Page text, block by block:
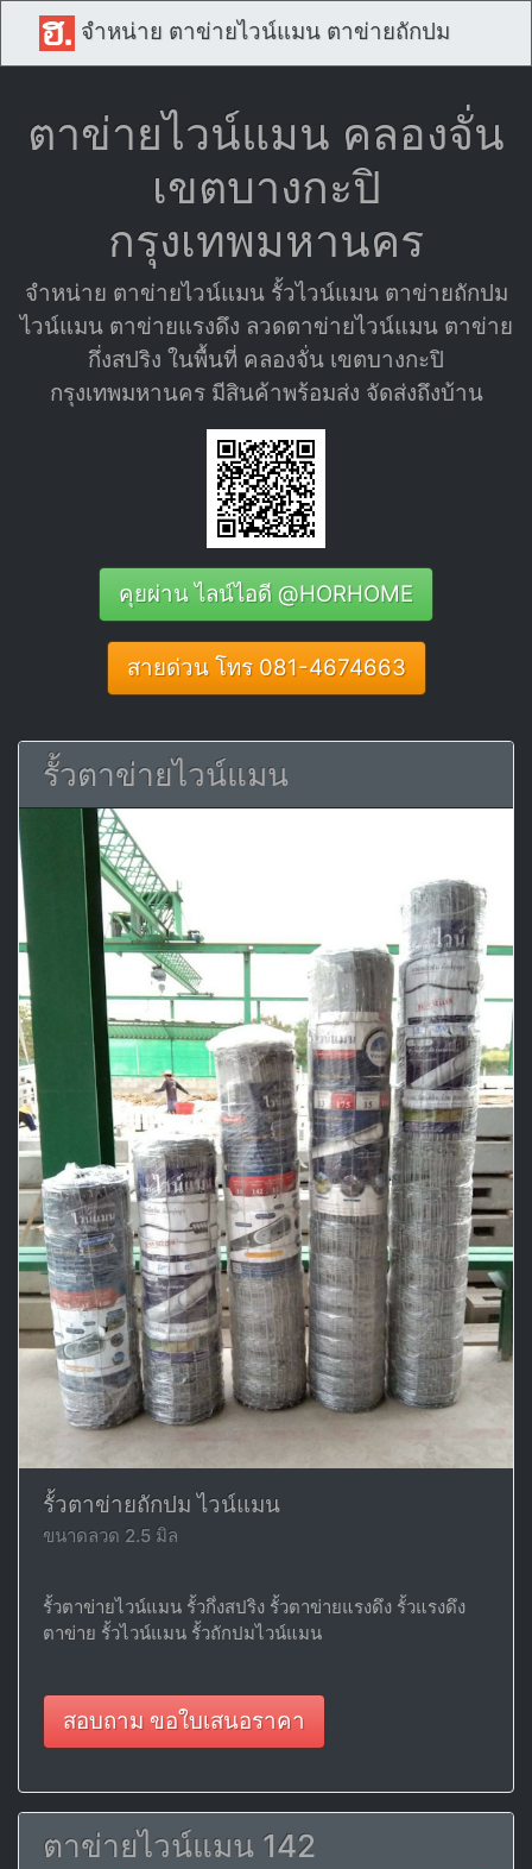
จำหน่าย ตาข่ายไวน์แมน ตาข่ายถักปม
ตาข่ายไวน์แมน คลองจั่น
เขตบางกะปิ
กรุงเทพมหานคร
จำหน่าย ตาข่ายไวน์แมน รั้วไวน์แมน ตาข่ายถักปม
ไวน์แมน ตาข่ายแรงดึง ลวดตาข่ายไวน์แมน ตาข่าย
กึ่งสปริง ในพื้นที่ คลองจั่น เขตบางกะปิ
กรุงเทพมหานคร มีสินค้าพร้อมส่ง จัดส่งถึงบ้าน
คุยผ่าน ไลน์ไอดี @HORHOME
สายด่วน โทร 081-4674663
รั้วตาข่ายไวน์แมน
รั้วตาข่ายถักปม ไวน์แมน
ขนาดลวด 2.5 มิล
รั้วตาข่ายไวน์แมน รั้วกึ่งสปริง รั้วตาข่ายแรงดึง รั้วแรงดึง
ตาข่าย รั้วไวน์แมน รั้วถักปมไวน์แมน
สอบถาม ขอใบเสนอราคา
ตาข่ายไวน์แมน 142